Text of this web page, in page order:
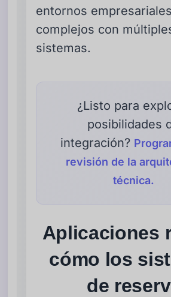
entornos empresariales
complejos con
sistemas.
¿Listo para
posibilidades
integración?
revisión de la
técnica.
Aplicaciones
cómo los
de